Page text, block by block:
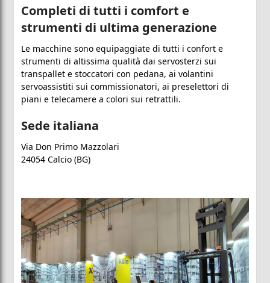
Completi di tutti i comfort e
strumenti di ultima generazione
Le macchine sono equipaggiate di tutti i confort e
strumenti di altissima qualità dai servosterzi sui
transpallet e stoccatori con pedana, ai volantini
servoassistiti sui commissionatori, ai preselettori di
piani e telecamere a colori sui retrattili.
Sede italiana
Via Don Primo Mazzolari
24054 Calcio (BG)